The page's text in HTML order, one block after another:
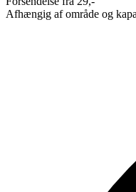
Afhængig af område og